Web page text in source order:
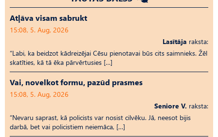
Atļāva visam sabrukt
15:08, 5. Aug, 2026
Lasītāja raksta:
“Labi, ka beidzot kādreizējai Cēsu pienotavai būs cits saimnieks. Žēl
skatīties, kā tā ēka pārvērtusies […]
Vai, novelkot formu, pazūd prasmes
15:08, 5. Aug, 2026
Seniore V. raksta:
“Nevaru saprast, kā policists var nosist cilvēku. Jā, neesot bijis
darbā, bet vai policistiem neiemāca, […]